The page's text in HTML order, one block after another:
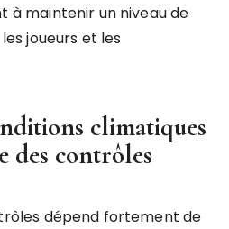
maintenir un niveau de
joueurs et les
climatiques
des contrôles
dépend fortement de